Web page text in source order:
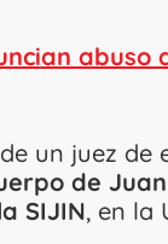
abuso
un juez
de
SIJIN, en la